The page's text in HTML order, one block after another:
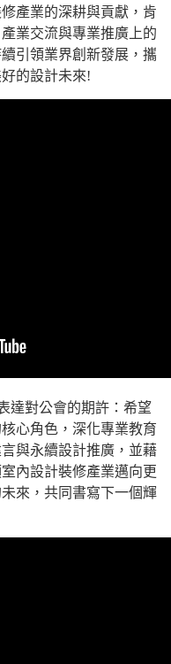
產業的深耕與貢獻，肯
業交流與專業推廣上的
引領業界創新發展，攜
的設計未來!
達對公會的期許：希望
心角色，深化專業教育
與永續設計推廣，並藉
內設計裝修產業邁向更
來，共同書寫下一個輝